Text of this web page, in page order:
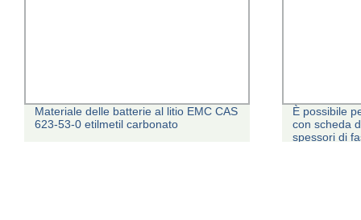
Materiale delle batterie al litio EMC CAS
623-53-0 etilmetil carbonato
È possibile
con scheda
spessori di